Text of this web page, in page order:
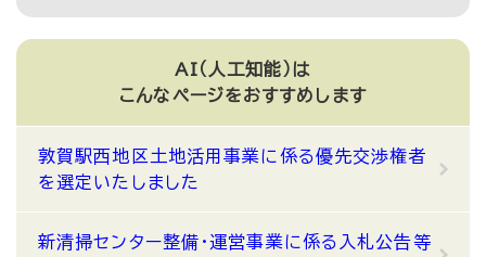
AI（人工知能）は
こんなページをおすすめします
敦賀駅西地区土地活用事業に係る優先交渉権者
を選定いたしました
新清掃センター整備・運営事業に係る入札公告等